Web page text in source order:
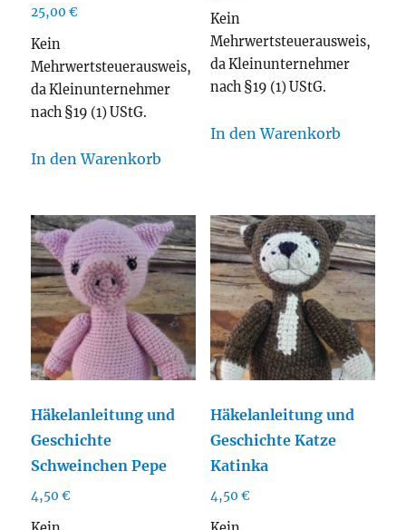
25,00€
Kein
Mehrwertsteuerausweis,
da Kleinunternehmer
nach §19 (1) UStG.
In den Warenkorb
Kein
Mehrwertsteuerausweis,
da Kleinunternehmer
nach §19 (1) UStG.
In den Warenkorb
Häkelanleitung und
Geschichte
Schweinchen Pepe
4,50€
Häkelanleitung und
Geschichte Katze
Katinka
4,50 €